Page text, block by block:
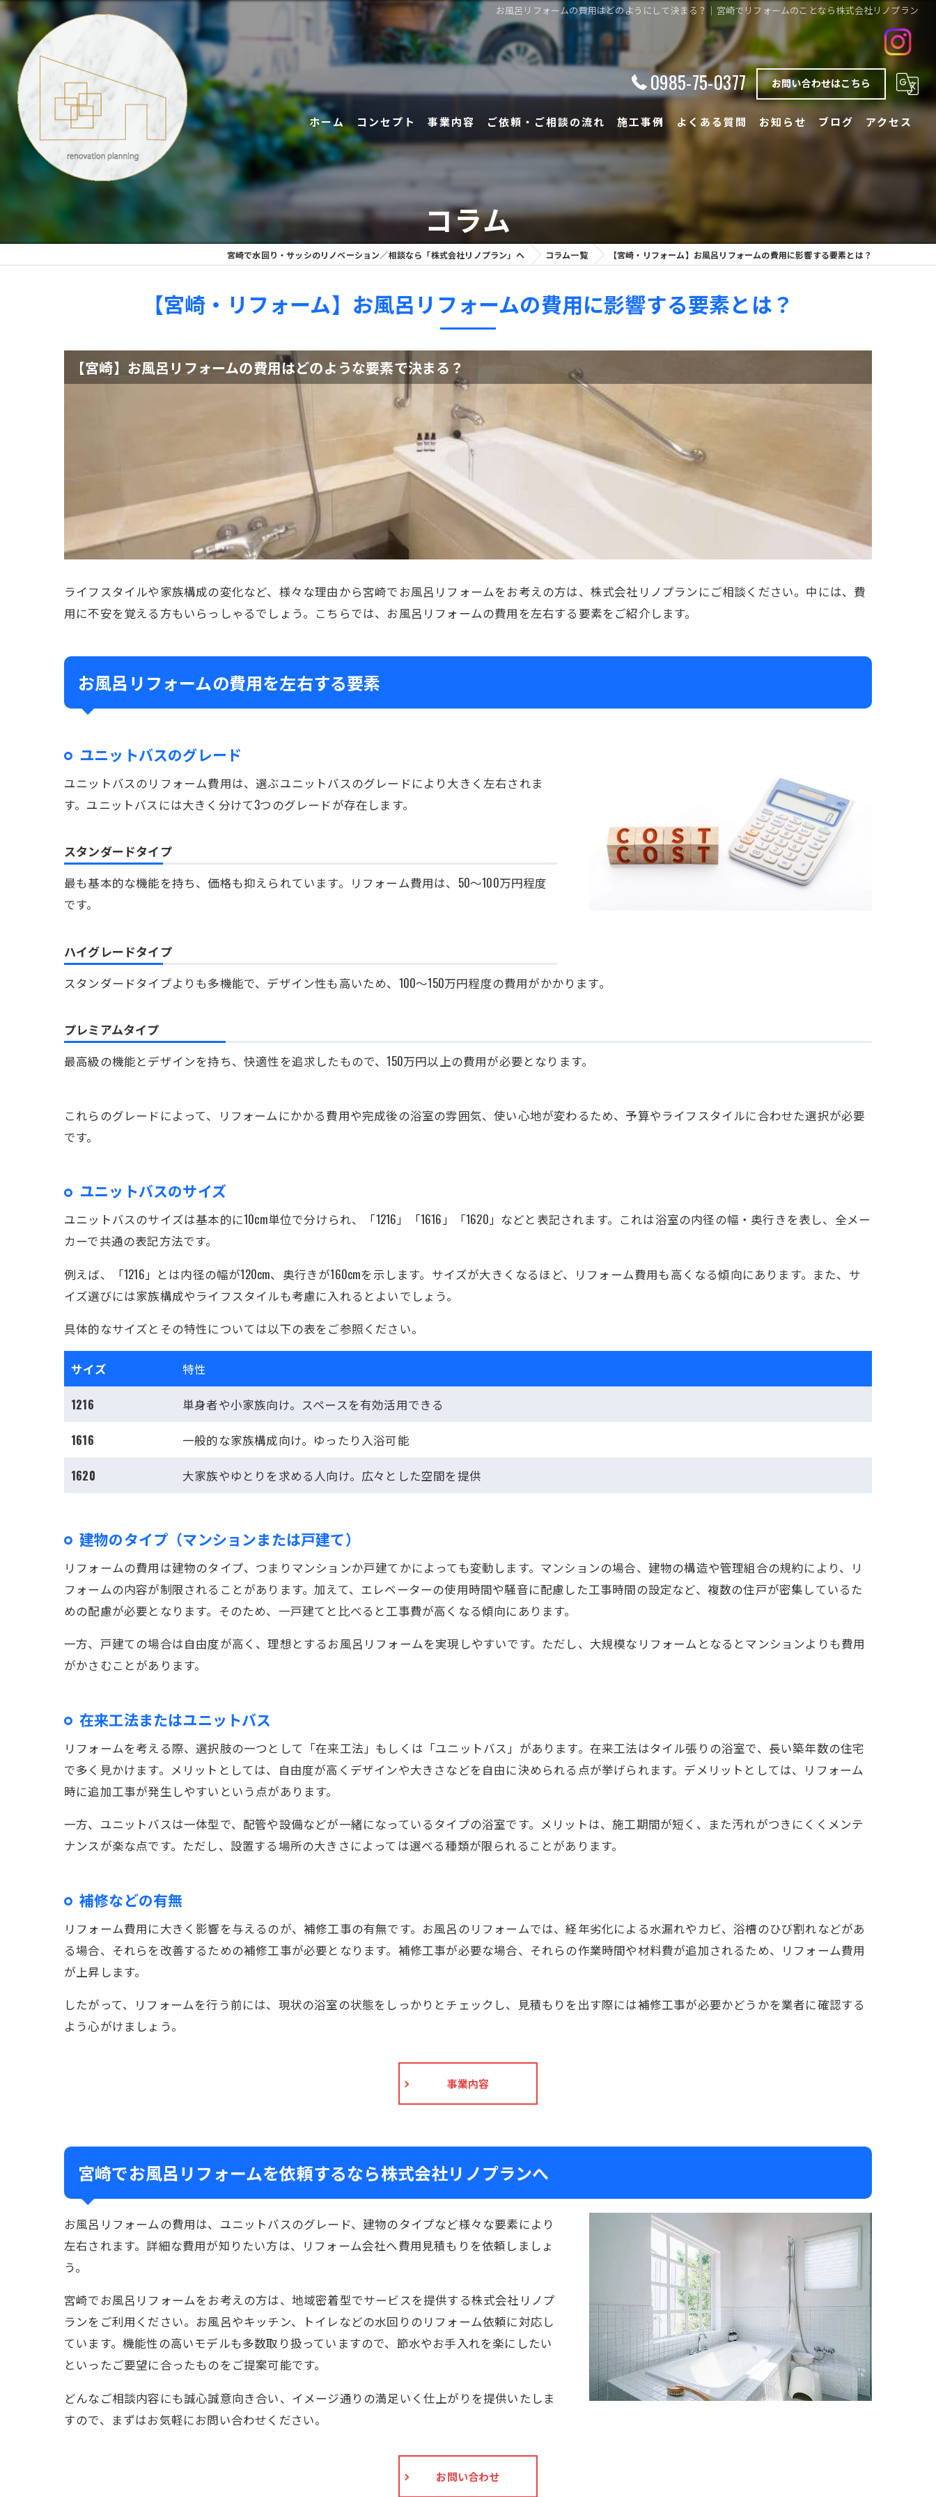
お風呂リフォームの費用はどのようにして決まる？｜宮崎でリフォームのことなら株式会社リノプラン
0985-75-0377 お問い合わせはこちら
ホーム コンセプト 事業内容 ご依頼・ご相談の流れ 施工事例 よくある質問 お知らせ ブログ アクセス
コラム
宮崎で水回り・サッシのリノベーション／相談なら「株式会社リノプラン」へ コラム一覧 【宮崎・リフォーム】お風呂リフォームの費用に影響する要素とは？
【宮崎・リフォーム】お風呂リフォームの費用に影響する要素とは？
【宮崎】お風呂リフォームの費用はどのような要素で決まる？
ライフスタイルや家族構成の変化など、様々な理由から宮崎でお風呂リフォームをお考えの方は、株式会社リノプランにご相談ください。中には、費
用に不安を覚える方もいらっしゃるでしょう。こちらでは、お風呂リフォームの費用を左右する要素をご紹介します。
お風呂リフォームの費用を左右する要素
ユニットバスのグレード
ユニットバスのリフォーム費用は、選ぶユニットバスのグレードにより大きく左右されま
す。ユニットバスには大きく分けて3つのグレードが存在します。
スタンダードタイプ
最も基本的な機能を持ち、価格も抑えられています。リフォーム費用は、50～100万円程度
です。
ハイグレードタイプ
スタンダードタイプよりも多機能で、デザイン性も高いため、100～150万円程度の費用がかかります。
プレミアムタイプ
最高級の機能とデザインを持ち、快適性を追求したもので、150万円以上の費用が必要となります。
これらのグレードによって、リフォームにかかる費用や完成後の浴室の雰囲気、使い心地が変わるため、予算やライフスタイルに合わせた選択が必要
です。
ユニットバスのサイズ
ユニットバスのサイズは基本的に10cm単位で分けられ、「1216」「1616」「1620」などと表記されます。これは浴室の内径の幅・奥行きを表し、全メー
カーで共通の表記方法です。
例えば、「1216」とは内径の幅が120cm、奥行きが160cmを示します。サイズが大きくなるほど、リフォーム費用も高くなる傾向にあります。また、サ
イズ選びには家族構成やライフスタイルも考慮に入れるとよいでしょう。
具体的なサイズとその特性については以下の表をご参照ください。
サイズ 特性
1216 単身者や小家族向け。スペースを有効活用できる
1616 一般的な家族構成向け。ゆったり入浴可能
1620 大家族やゆとりを求める人向け。広々とした空間を提供
建物のタイプ（マンションまたは戸建て）
リフォームの費用は建物のタイプ、つまりマンションか戸建てかによっても変動します。マンションの場合、建物の構造や管理組合の規約により、リ
フォームの内容が制限されることがあります。加えて、エレベーターの使用時間や騒音に配慮した工事時間の設定など、複数の住戸が密集しているた
めの配慮が必要となります。そのため、一戸建てと比べると工事費が高くなる傾向にあります。
一方、戸建ての場合は自由度が高く、理想とするお風呂リフォームを実現しやすいです。ただし、大規模なリフォームとなるとマンションよりも費用
がかさむことがあります。
在来工法またはユニットバス
リフォームを考える際、選択肢の一つとして「在来工法」もしくは「ユニットバス」があります。在来工法はタイル張りの浴室で、長い築年数の住宅
で多く見かけます。メリットとしては、自由度が高くデザインや大きさなどを自由に決められる点が挙げられます。デメリットとしては、リフォーム
時に追加工事が発生しやすいという点があります。
一方、ユニットバスは一体型で、配管や設備などが一緒になっているタイプの浴室です。メリットは、施工期間が短く、また汚れがつきにくくメンテ
ナンスが楽な点です。ただし、設置する場所の大きさによっては選べる種類が限られることがあります。
補修などの有無
リフォーム費用に大きく影響を与えるのが、補修工事の有無です。お風呂のリフォームでは、経年劣化による水漏れやカビ、浴槽のひび割れなどがあ
る場合、それらを改善するための補修工事が必要となります。補修工事が必要な場合、それらの作業時間や材料費が追加されるため、リフォーム費用
が上昇します。
したがって、リフォームを行う前には、現状の浴室の状態をしっかりとチェックし、見積もりを出す際には補修工事が必要かどうかを業者に確認する
よう心がけましょう。
事業内容
宮崎でお風呂リフォームを依頼するなら株式会社リノプランへ
お風呂リフォームの費用は、ユニットバスのグレード、建物のタイプなど様々な要素により
左右されます。詳細な費用が知りたい方は、リフォーム会社へ費用見積もりを依頼しましょ
う。
宮崎でお風呂リフォームをお考えの方は、地域密着型でサービスを提供する株式会社リノプ
ランをご利用ください。お風呂やキッチン、トイレなどの水回りのリフォーム依頼に対応し
ています。機能性の高いモデルも多数取り扱っていますので、節水やお手入れを楽にしたい
といったご要望に合ったものをご提案可能です。
どんなご相談内容にも誠心誠意向き合い、イメージ通りの満足いく仕上がりを提供いたしま
すので、まずはお気軽にお問い合わせください。
お問い合わせ